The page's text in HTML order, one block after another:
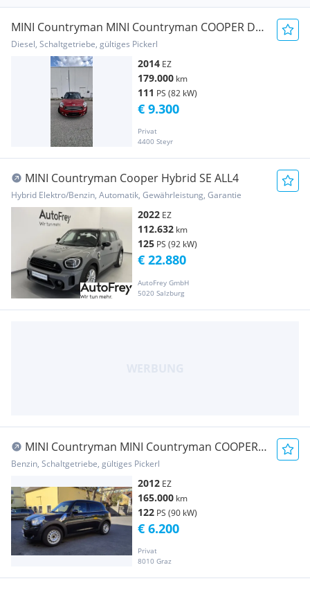
MINI Countryman MINI Countryman COOPER D
ALL4
Diesel, Schaltgetriebe, gültiges Pickerl
2014 EZ
179.000 km
111 PS (82 kW)
Privat
4400 Steyr
€ 9.300
MINI Countryman Cooper Hybrid SE ALL4
Hybrid Elektro/Benzin, Automatik, Gewährleistung, Garantie
2022 EZ
112.632 km
125 PS (92 kW)
AutoFrey GmbH
5020 Salzburg
€ 22.880
MINI Countryman MINI Countryman COOPER
R60 1,6
Benzin, Schaltgetriebe, gültiges Pickerl
2012 EZ
165.000 km
122 PS (90 kW)
Privat
8010 Graz
€ 6.200